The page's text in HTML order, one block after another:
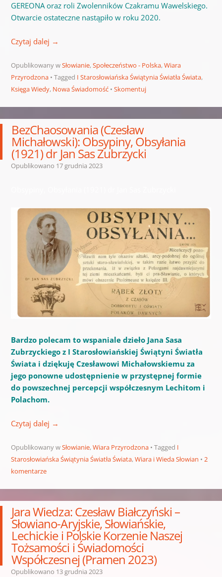
GEREONA oraz roli Zwolenników Czakramu Wawelskiego.
Otwarcie ostateczne nastąpiło w roku 2020.
Czytaj dalej →
Opublikowany wSłowianie,Społeczeństwo - Polska,Wiara
Przyrodzona
Tagged I Starosłowiańska Świątynia Światła Świata,
Księga Wiedy, Nowa Świadomość Skomentuj
BezChaosowania (Czesław
Michałowski): Obsypiny, Obsyłania
(1921) dr Jan Sas Zubrzycki
Opublikowano 17 grudnia 2023
Bardzo polecam to wspaniale dzieło Jana Sasa
Zubrzyckiego z I Starosłowiańskiej Świątyni Światła
Świata i dziękuję Czesławowi Michałowskiemu za
jego ponowne udostępnienie w przystępnej formie
do powszechnej percepcji współczesnym Lechitom i
Polachom.
Czytaj dalej →
Opublikowany wSłowianie,Wiara Przyrodzona Tagged I
Starosłowiańska Świątynia Światła Świata,Wiara i Wieda Słowian
2
komentarze
Jara Wiedza: Czesław Białczyński –
Słowiano-Aryjskie, Słowiańskie,
Lechickie i Polskie Korzenie Naszej
Tożsamości i Świadomości
Współczesnej (Pramen 2023)
Opublikowano 13 grudnia 2023